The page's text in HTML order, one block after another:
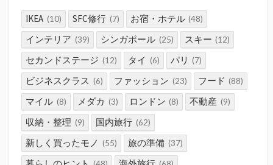
IKEA (10) SFC修行 (7) お宿・ホテル (48)
インテリア (39) シンガポール (25) スキー (12)
セカンドステージ (12) タイ (6) パリ (7)
ビジネスクラス (6) ファッション (23) フード (88)
マイル (8) メダカ (3) ロンドン (8) 不動産 (9)
収納・整理 (9) 国内旅行 (62)
新しく買ったモノ (55) 旅の準備 (37)